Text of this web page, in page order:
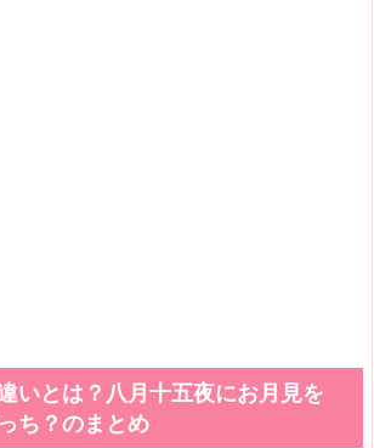
いとは？八月十五夜にお月見を
ち？のまとめ